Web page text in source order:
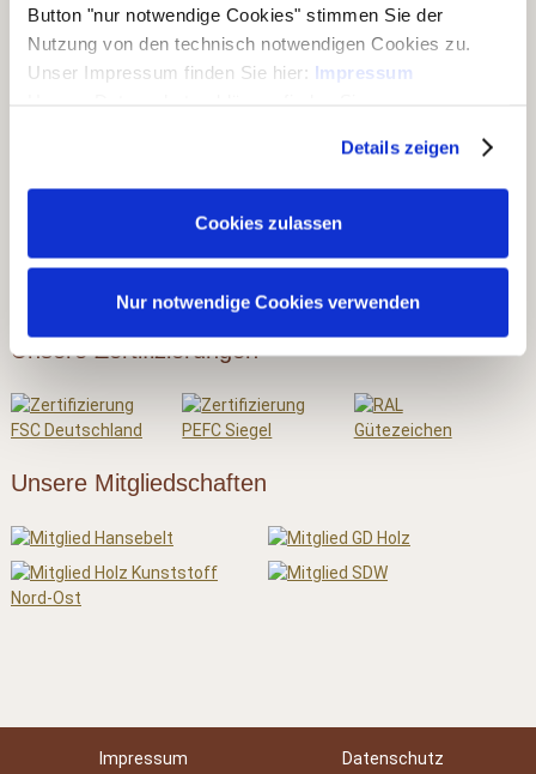
Button "nur notwendige Cookies" stimmen Sie der
Nutzung von den technisch notwendigen Cookies zu.
Unser Impressum finden Sie hier: Impressum
Details zeigen
Cookies zulassen
Nur notwendige Cookies verwenden
▶ Haus & Garten
▶ Carports & Häuser
▶ Ausstellungen
Unsere Zertifizierungen
Unsere Mitgliedschaften
Impressum
Datenschutz